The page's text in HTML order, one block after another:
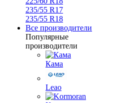
235/55 R17
235/55 R18
Все производители
Популярные
производители
Кама
Leao